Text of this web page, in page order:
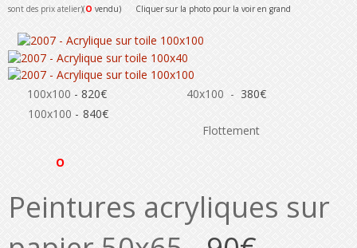
sont des prix atelier)(Ovendu) Cliquer sur la photo pour la voir en grand
100x100- 820€ 40x100- 380€
100x100- 840€
Flottement
O
Peintures acryliques sur